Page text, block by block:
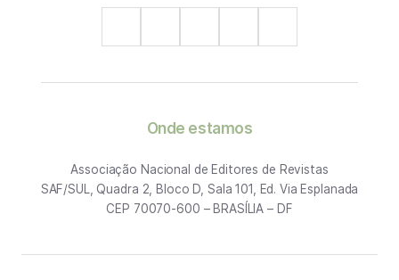
Onde estamos
Associação Nacional de Editores de Revistas
SAF/SUL, Quadra 2, Bloco D, Sala 101, Ed. Via Esplanada
CEP 70070-600 – BRASÍLIA – DF